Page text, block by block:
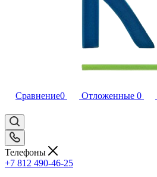
Сравнение0 Отложенные 0
Телефоны
+7 812 490-46-25